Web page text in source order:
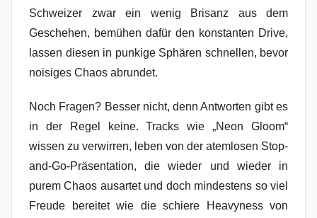
Schweizer zwar ein wenig Brisanz aus dem
Geschehen, bemühen dafür den konstanten Drive,
lassen diesen in punkige Sphären schnellen, bevor
noisiges Chaos abrundet.
Noch Fragen? Besser nicht, denn Antworten gibt es
in der Regel keine. Tracks wie „Neon Gloom“
wissen zu verwirren, leben von der atemlosen Stop-
and-Go-Präsentation, die wieder und wieder in
purem Chaos ausartet und doch mindestens so viel
Freude bereitet wie die schiere Heavyness von